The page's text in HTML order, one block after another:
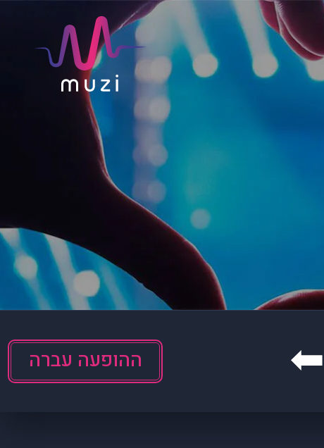
ההופעה עברה